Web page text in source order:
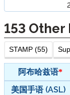
153 Other
STAMP (55)
阿布哈兹语
美国手语 (ASL)